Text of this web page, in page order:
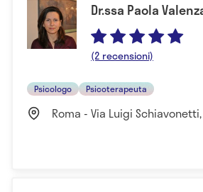
Dr.ssa Paola
(2 recensioni)
Psicologo Psicoterapeuta
Roma - Via Luigi